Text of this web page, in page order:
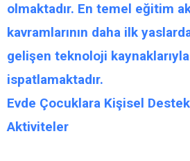
olmaktadır. En temel eğitim
kavramlarının daha ilk
gelişen teknoloji
ispatlamaktadır.
Evde Çocuklara Kişisel
Aktiviteler